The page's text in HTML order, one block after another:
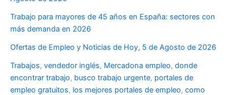
Trabajo para mayores de 45 años en España: sectores con
más demanda en 2026
Ofertas de Empleo y Noticias de Hoy, 5 de Agosto de 2026
Trabajos, vendedor inglés, Mercadona empleo, donde
encontrar trabajo, busco trabajo urgente, portales de
empleo gratuitos, los mejores portales de empleo, como